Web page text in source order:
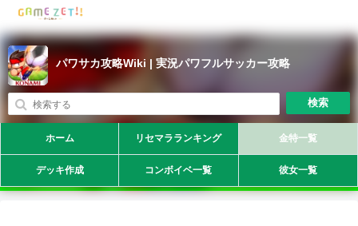
パワサカ攻略Wiki | 実況パワフルサッカー攻略
検索
ホーム リセマラランキング 金特一覧
デッキ作成 コンボイベ一覧 彼女一覧